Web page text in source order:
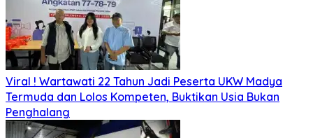
Viral ! Wartawati 22 Tahun Jadi Peserta UKW Madya
Termuda dan Lolos Kompeten, Buktikan Usia Bukan
Penghalang